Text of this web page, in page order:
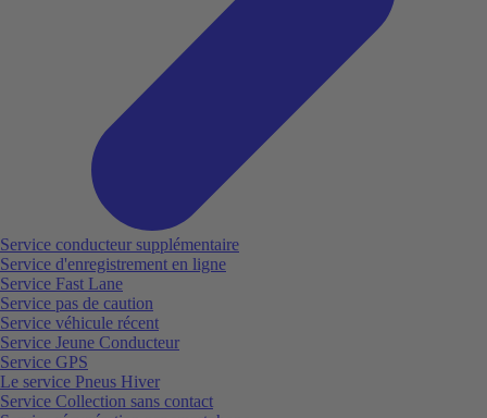
Service conducteur supplémentaire
Service d'enregistrement en ligne
Service Fast Lane
Service pas de caution
Service véhicule récent
Service Jeune Conducteur
Service GPS
Le service Pneus Hiver
Service Collection sans contact